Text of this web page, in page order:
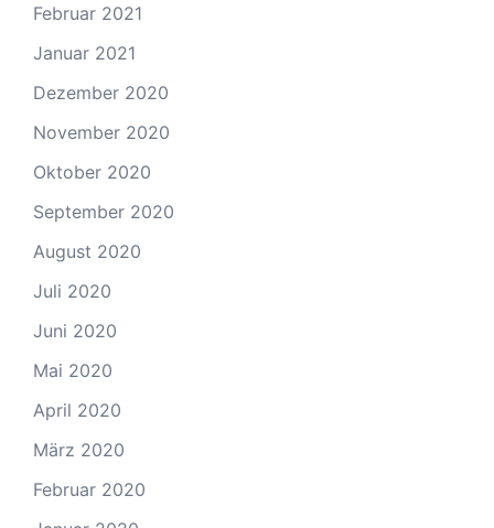
Februar 2021
Januar 2021
Dezember 2020
November 2020
Oktober 2020
September 2020
August 2020
Juli 2020
Juni 2020
Mai 2020
April 2020
März 2020
Februar 2020